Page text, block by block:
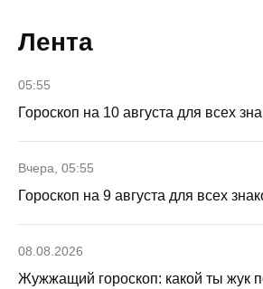
Лента
05:55
Гороскоп на 10 августа для всех
Вчера, 05:55
Гороскоп на 9 августа для всех
08.08.2026
Жужжащий гороскоп: какой ты жук